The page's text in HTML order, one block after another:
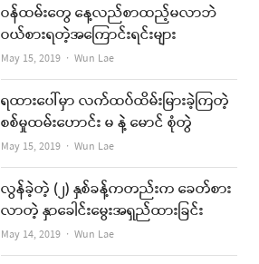
ဝန်ထမ်းတွေ နေ့လည်စာထည့်မလာဘဲ
ဝယ်စားရတဲ့အကြောင်းရင်းများ
May 15, 2019 Author
Wun Lae
ရထားပေါ်မှာ လက်ထပ်ထိမ်းမြားခဲ့ကြတဲ့
စစ်မှုထမ်းဟောင်း မ နဲ့ မောင် စုံတွဲ
May 15, 2019 Author
Wun Lae
လွန်ခဲ့တဲ့ (၂) နှစ်ခန့်ကတည်းက ခေတ်စား
လာတဲ့ နှာခေါင်းမွေးအရှည်ထားခြင်း
May 14, 2019 Author
Wun Lae